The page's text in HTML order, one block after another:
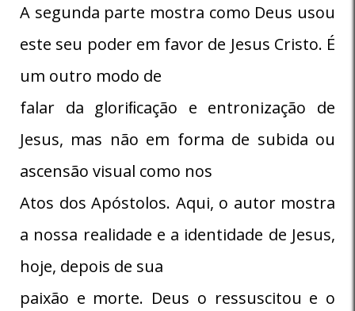
A segunda parte mostra como Deus usou
este seu poder em favor de Jesus Cristo. É
um outro modo de
falar da gloriﬁcação e entronização de
Jesus, mas não em forma de subida ou
ascensão visual como nos
Atos dos Apóstolos. Aqui, o autor mostra
a nossa realidade e a identidade de Jesus,
hoje, depois de sua
paixão e morte. Deus o ressuscitou e o